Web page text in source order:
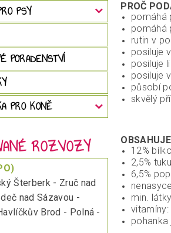
PSY
PORADENSTVÍ
PRO KONĚ
ROZVOZY
Šterberk - Zruč nad
nad Sázavou -
Brod - Polná -
PROČ
pomáhá
pomáhá
rutin v
posiluje
posiluje
posiluje
působí
skvělý
12%
2,5% tuku
6,5%
min.
vitamíny: